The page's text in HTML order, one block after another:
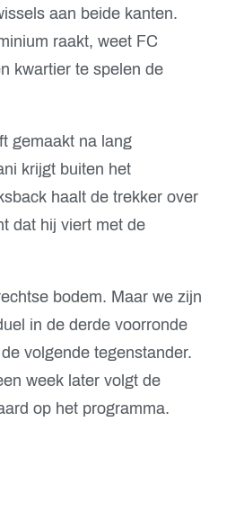
aan beide kanten.
raakt, weet FC
kwartier te spelen de
gemaakt na lang
krijgt buiten het
haalt de trekker over
dat hij viert met de
bodem. Maar we zijn
in de derde voorronde
volgende tegenstander.
week later volgt de
op het programma.